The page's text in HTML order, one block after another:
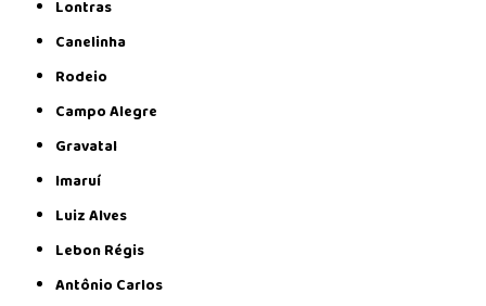
Lontras
Canelinha
Rodeio
Campo Alegre
Gravatal
Imaruí
Luiz Alves
Lebon Régis
Antônio Carlos